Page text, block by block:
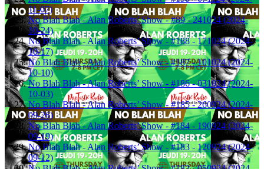
11-07)
No Blah Blah - Alan Roberts’ Show - #89 - 241024 (2024-
10-24)
No Blah Blah - Alan Roberts’ Show - #188 - 171024 (2024-
10-17)
No Blah Blah - Alan Roberts’ Show - #187 - 101024 (2024-
10-10)
No Blah Blah - Alan Roberts’ Show - #186 - 031024 (2024-
10-03)
No Blah Blah - Alan Roberts’ Show - #185 - 260924 (2024-
09-26)
No Blah Blah - Alan Roberts’ Show - #184 - 190924 (2024-
09-19)
No Blah Blah - Alan Roberts’ Show - #183 - 120924 (2024-
09-12)